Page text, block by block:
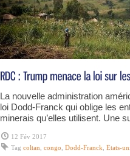
La nouvelle administration
loi Dodd-Franck qui oblige les
minerais qu’elles utilisent. Une
12 Fév 2017
Tag coltan congo Dodd-Franck Etats-